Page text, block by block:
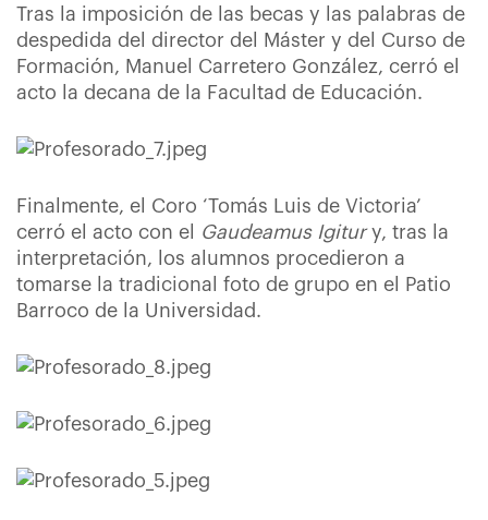
Tras la imposición de las becas y las palabras de
despedida del director del Máster y del Curso de
Formación, Manuel Carretero González, cerró el
acto la decana de la Facultad de Educación.
Finalmente, el Coro ‘Tomás Luis de Victoria’
cerró el acto con el
Gaudeamus Igitury, tras la
interpretación, los alumnos procedieron a
tomarse la tradicional foto de grupo en el Patio
Barroco de la Universidad.